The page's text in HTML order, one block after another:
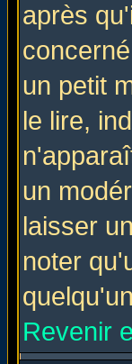
après
un petit
le lire,
un
laisser
noter
Revenir